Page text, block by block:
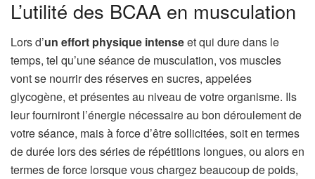
L’utilité des BCAA en musculation
Lors d’un effort physique intenseet qui dure dans le
temps, tel qu’une séance de musculation, vos muscles
vont se nourrir des réserves en sucres, appelées
glycogène, et présentes au niveau de votre organisme. Ils
leur fourniront l’énergie nécessaire au bon déroulement de
votre séance, mais à force d’être sollicitées, soit en termes
de durée lors des séries de répétitions longues, ou alors en
termes de force lorsque vous chargez beaucoup de poids,